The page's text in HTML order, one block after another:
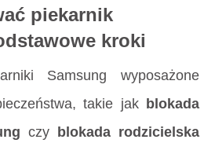
piekarnik
kroki
Samsung wyposażone
takie jak blokada
czy
blokada rodzicielska